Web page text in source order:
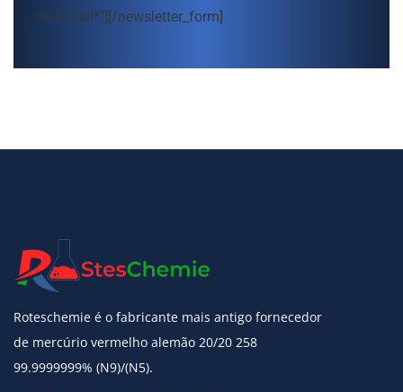
de e-mail*"][/newsletter_form]
Roteschemie é o fabricante mais antigo fornecedor
de mercúrio vermelho alemão 20/20 258
99.9999999% (N9)/(N5).